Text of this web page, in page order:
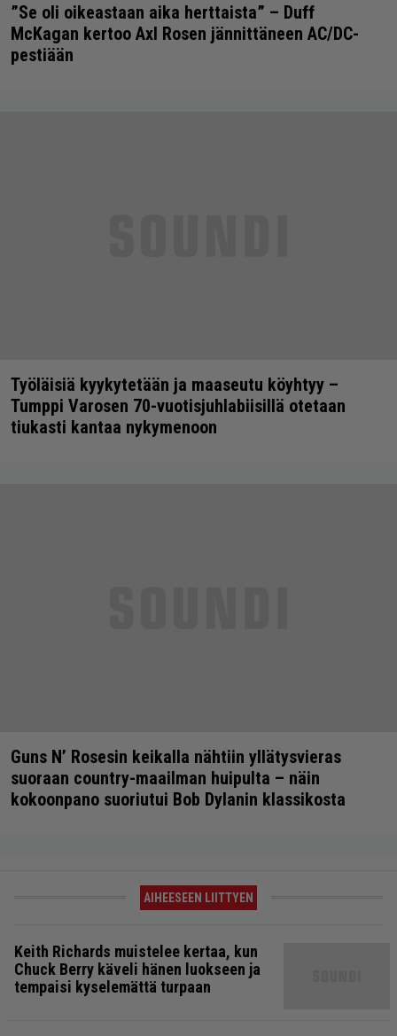
”Se oli oikeastaan aika herttaista” – Duff
McKagan kertoo Axl Rosen jännittäneen AC/DC-
pestiään
Työläisiä kyykytetään ja maaseutu köyhtyy –
Tumppi Varosen 70-vuotisjuhlabiisillä otetaan
tiukasti kantaa nykymenoon
Guns N’ Rosesin keikalla nähtiin yllätysvieras
suoraan country-maailman huipulta – näin
kokoonpano suoriutui Bob Dylanin klassikosta
AIHEESEEN LIITTYEN
Keith Richards muistelee kertaa, kun
Chuck Berry käveli hänen luokseen ja
tempaisi kyselemättä turpaan